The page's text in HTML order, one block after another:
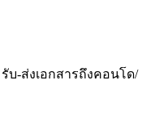
รับ-ส่งเอกสารถึงคอนโด/